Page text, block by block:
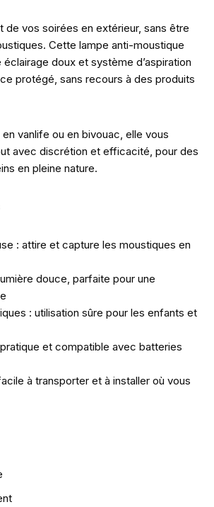
de vos soirées en extérieur, sans être
Cette lampe anti-moustique
doux et système d’aspiration
protégé, sans recours à des produits
vanlife ou en bivouac, elle vous
avec discrétion et efficacité, pour des
en pleine nature.
: attire et capture les moustiques en
douce, parfaite pour une
: utilisation sûre pour les enfants et
et compatible avec batteries
à transporter et à installer où vous